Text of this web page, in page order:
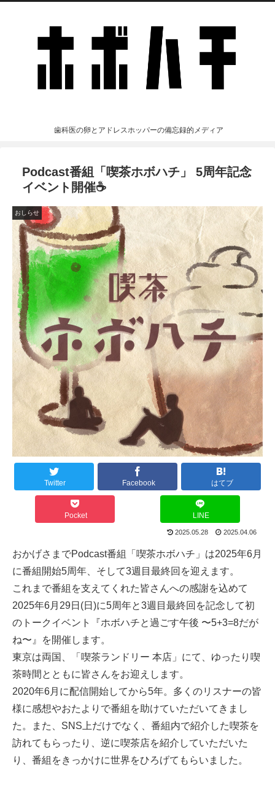
歯科医の卵とアドレスホッパーの備忘録的メディア
Podcast番組「喫茶ホボハチ」 5周年記念
イベント開催☕
おしらせ
Twitter Facebook はてブ
Pocket LINE
2025.05.28 2025.04.06
おかげさまでPodcast番組「喫茶ホボハチ」は2025年6月
に番組開始5周年、そして3週目最終回を迎えます。
これまで番組を支えてくれた皆さんへの感謝を込めて
2025年6月29日(日)に5周年と3週目最終回を記念して初
のトークイベント『ホボハチと過ごす午後 〜5+3=8だが
ね〜』を開催します。
東京は両国、「喫茶ランドリー 本店」にて、ゆったり喫
茶時間とともに皆さんをお迎えします。
2020年6月に配信開始してから5年。多くのリスナーの皆
様に感想やおたよりで番組を助けていただいてきまし
た。また、SNS上だけでなく、番組内で紹介した喫茶を
訪れてもらったり、逆に喫茶店を紹介していただいた
り、番組をきっかけに世界をひろげてもらいました。